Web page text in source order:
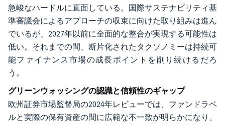
急峻なハードルに直面している。国際サステナビリティ基
準審議会によるアプローチの収束に向けた取り組みは進ん
でいるが、2027年以前に全面的な整合が実現する可能性は
低い。それまでの間、断片化されたタクソノミーは持続可
能ファイナンス市場の成長ポイントを削り続けるだろ
う。
グリーンウォッシングの認識と信頼性のギャップ
欧州証券市場監督局の2024年レビューでは、ファンドラベ
ルと実際の保有資産の間に広範な不一致が明らかになり、